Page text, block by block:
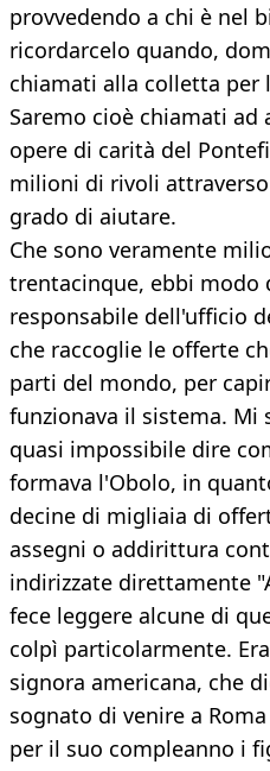
provvedendo a chi è nel
ricordarcelo quando,
chiamati alla colletta per
Saremo cioè chiamati ad
opere di carità del
milioni di rivoli
grado di aiutare.
Che sono veramente
trentacinque, ebbi modo
responsabile dell'ufficio
che raccoglie le offerte
parti del mondo, per
funzionava il sistema. Mi
quasi impossibile dire
formava l'Obolo, in
decine di migliaia di
assegni o addirittura
indirizzate direttamente
fece leggere alcune di
colpì particolarmente.
signora americana, che
sognato di venire a
per il suo compleanno i